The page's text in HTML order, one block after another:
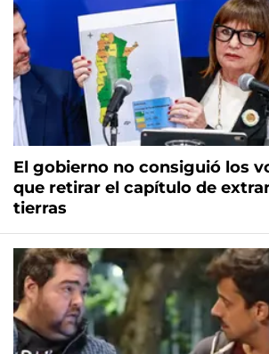
El gobierno no consiguió los
que retirar el capítulo de
tierras